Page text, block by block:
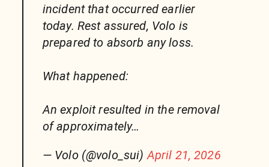
incident that occurred earlier
today. Rest assured, Volo is
prepared to absorb any loss.
What happened:
An exploit resulted in the removal
of approximately…
— Volo (@volo_sui)April 21, 2026